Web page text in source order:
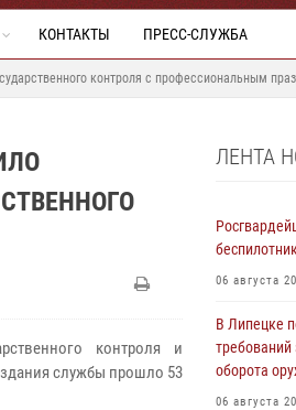
КОНТАКТЫ ПРЕСС-СЛУЖБА
контроля с профессиональным
контроля и
службы прошло 53
ЛЕНТА
06 августа
В Липецке
требований
оборота
06 августа